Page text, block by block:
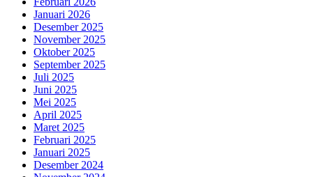
Januari 2026
Desember 2025
November 2025
Oktober 2025
September 2025
Juli 2025
Juni 2025
Mei 2025
April 2025
Maret 2025
Februari 2025
Januari 2025
Desember 2024